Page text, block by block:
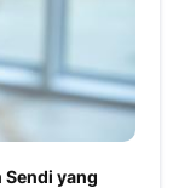
Sendi yang